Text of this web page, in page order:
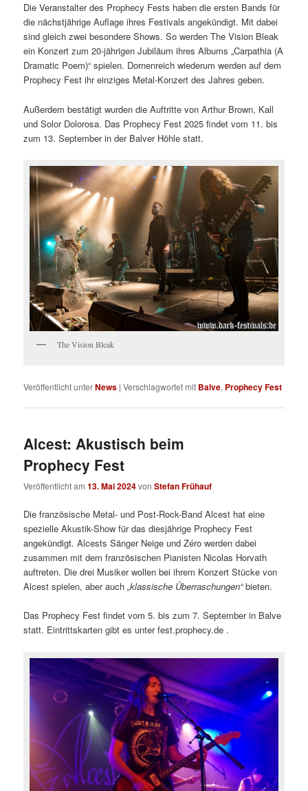
Die Veranstalter des Prophecy Fests haben die ersten Bands für
die nächstjährige Auflage ihres Festivals angekündigt. Mit dabei
sind gleich zwei besondere Shows. So werden The Vision Bleak
ein Konzert zum 20-jährigen Jubiläum ihres Albums „Carpathia (A
Dramatic Poem)“ spielen. Dornenreich wiederum werden auf dem
Prophecy Fest ihr einziges Metal-Konzert des Jahres geben.
Außerdem bestätigt wurden die Auftritte von Arthur Brown, Kall
und Solor Dolorosa. Das Prophecy Fest 2025 findet vom 11. bis
zum 13. September in der Balver Höhle statt.
The Vision Bleak
Veröffentlicht unterNews |Verschlagwortet mit Balve, Prophecy Fest
Alcest: Akustisch beim
Prophecy Fest
Veröffentlicht am13. Mai 2024vonStefan Frühauf
Die französische Metal- und Post-Rock-Band Alcest hat eine
spezielle Akustik-Show für das diesjährige Prophecy Fest
angekündigt. Alcests Sänger Neige und Zéro werden dabei
zusammen mit dem französischen Pianisten Nicolas Horvath
auftreten. Die drei Musiker wollen bei ihrem Konzert Stücke von
Alcest spielen, aber auch„klassische Überraschungen“bieten.
Das Prophecy Fest findet vom 5. bis zum 7. September in Balve
statt. Eintrittskarten gibt es unter fest.prophecy.de .